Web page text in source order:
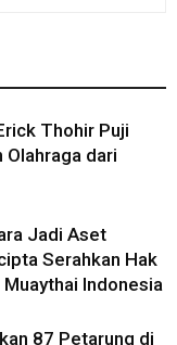
Thohir Puji
Olahraga dari
Jadi Aset
Serahkan Hak
Indonesia
87 Petarung di